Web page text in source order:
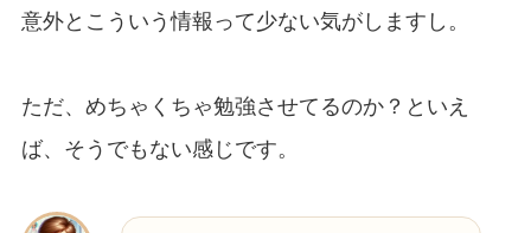
意外とこういう情報って少ない気がしますし。
ただ、めちゃくちゃ勉強させてるのか？といえ
ば、そうでもない感じです。